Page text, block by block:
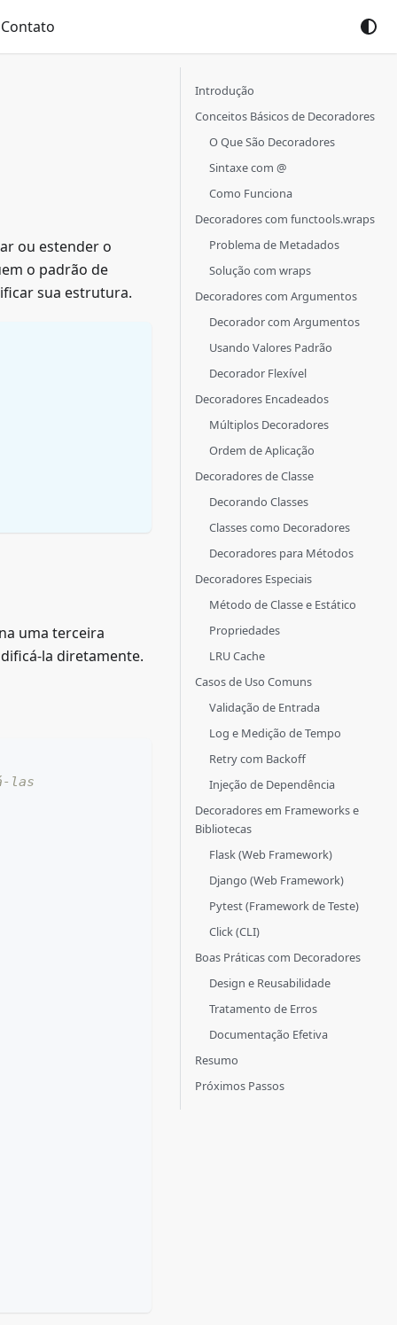
Contato
ou estender o
o padrão de
sua estrutura.
uma terceira
la diretamente.
las
Introdução
Conceitos Básicos de Decoradores
O Que São Decoradores
Sintaxe com @
Como Funciona
Decoradores com functools.wraps
Problema de Metadados
Solução com wraps
Decoradores com Argumentos
Decorador com Argumentos
Usando Valores Padrão
Decorador Flexível
Decoradores Encadeados
Múltiplos Decoradores
Ordem de Aplicação
Decoradores de Classe
Decorando Classes
Classes como Decoradores
Decoradores para Métodos
Decoradores Especiais
Método de Classe e Estático
Propriedades
LRU Cache
Casos de Uso Comuns
Validação de Entrada
Log e Medição de Tempo
Retry com Backoff
Injeção de Dependência
Decoradores em Frameworks e
Bibliotecas
Flask (Web Framework)
Django (Web Framework)
Pytest (Framework de Teste)
Click (CLI)
Boas Práticas com Decoradores
Design e Reusabilidade
Tratamento de Erros
Documentação Efetiva
Resumo
Próximos Passos